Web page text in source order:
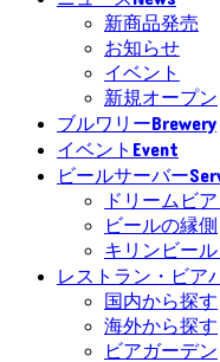
新商品発売
お知らせ
イベント
新規オープン
ブルワリーBrewery
イベント Event
ビールサーバー
ドリームビ
ビールの縁側
キリンビー
レストラン・ビア
国内から探す
海外から探す
ビアガーデン